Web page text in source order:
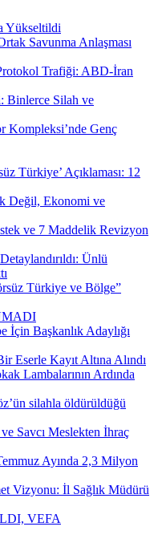
Yükseltildi
Savunma Anlaşması
Trafiği: ABD-İran
Binlerce Silah ve
Kompleksi’nde Genç
Türkiye’ Açıklaması: 12
Değil, Ekonomi ve
ve 7 Maddelik Revizyon
Ünlü
Türkiye ve Bölge”
İçin Başkanlık Adaylığı
Eserle Kayıt Altına Alındı
Lambalarının Ardında
silahla öldürüldüğü
Savcı Meslekten İhraç
Ayında 2,3 Milyon
Vizyonu: İl Sağlık Müdürü
VEFA